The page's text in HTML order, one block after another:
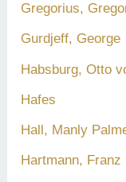
Gregorius,
Gurdjeff, George
Habsburg, Otto
Hafes
Hall, Manly
Hartmann, Franz